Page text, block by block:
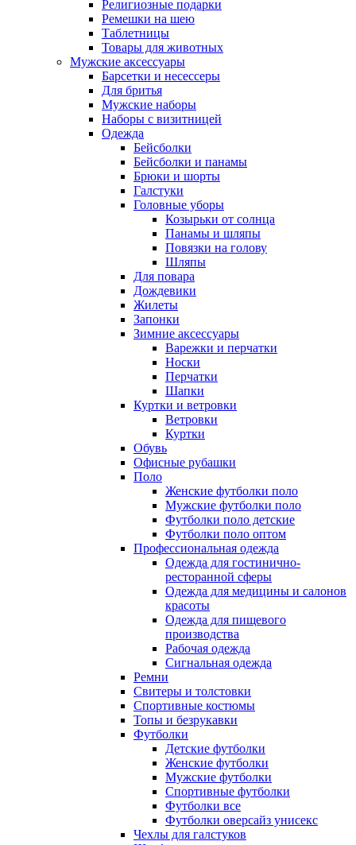
Религиозные подарки
Ремешки на шею
Таблетницы
Товары для животных
Мужские аксессуары
Барсетки и несессеры
Для бритья
Мужские наборы
Наборы с визитницей
Одежда
Бейсболки
Бейсболки и панамы
Брюки и шорты
Галстуки
Головные уборы
Козырьки от солнца
Панамы и шляпы
Повязки на голову
Шляпы
Для повара
Дождевики
Жилеты
Запонки
Зимние аксессуары
Варежки и перчатки
Носки
Перчатки
Шапки
Куртки и ветровки
Ветровки
Куртки
Обувь
Офисные рубашки
Поло
Женские футболки поло
Мужские футболки поло
Футболки поло детские
Футболки поло оптом
Профессиональная одежда
Одежда для гостинично-
ресторанной сферы
Одежда для медицины и салонов
красоты
Одежда для пищевого
производства
Рабочая одежда
Сигнальная одежда
Ремни
Свитеры и толстовки
Спортивные костюмы
Топы и безрукавки
Футболки
Детские футболки
Женские футболки
Мужские футболки
Спортивные футболки
Футболки все
Футболки оверсайз унисекс
Чехлы для галстуков